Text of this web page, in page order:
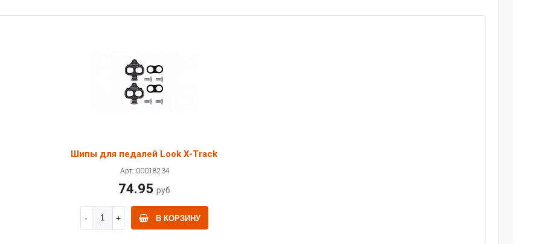
Шипы для педалей Look X-Track
Арт: 00018234
74.95 руб
В КОРЗИНУ